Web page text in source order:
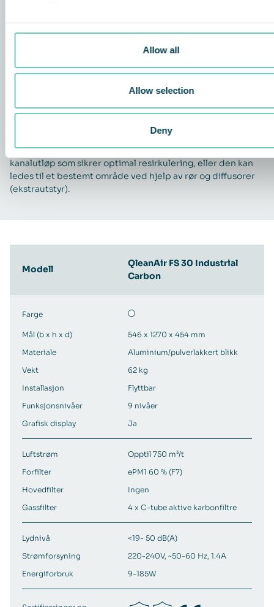
Allow all
Allow selection
Deny
FS 30 har et stort luftinntak foran på enheten for å
maksimere inntaksvolumet og for å redusere risikoen for
2.Filtrering av partikler
Ved hjelp av et mekanisk forfilter ePM1 60 % (F7) og
organiske gasser opp og fjernes fra luften.
Renset luft sendes tilbake til miljøet
Den rensede luften føres tilbake til rommet gjennom et
kanalutløp som sikrer optimal resirkulering, eller den kan
ledes til et bestemt område ved hjelp av rør og diffusorer
(ekstrautstyr).
Modell
QleanAir FS 30 Industrial
Carbon
Farge
Mål (b x h x d)
546 x 1270 x 454 mm
Materiale
Aluminium/pulverlakkert blikk
Vekt
62 kg
Installasjon
Flyttbar
Funksjonsnivåer
9 nivåer
Grafisk display
Ja
Luftstrøm
Opptil 750 m³/t
Forfilter
ePM1 60 % (F7)
Hovedfilter
Ingen
Gassfilter
4 x C-tube aktive karbonfiltre
Lydnivå
<19- 50 dB(A)
Strømforsyning
220-240V, ~50-60 Hz, 1.4A
Energiforbruk
9-185W